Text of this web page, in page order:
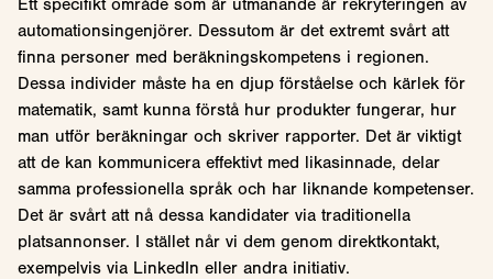
automationsingenjörer. Dessutom är det extremt svårt att
finna personer med beräkningskompetens i regionen.
Dessa individer måste ha en djup förståelse och kärlek för
matematik, samt kunna förstå hur produkter fungerar, hur
man utför beräkningar och skriver rapporter. Det är viktigt
att de kan kommunicera effektivt med likasinnade, delar
samma professionella språk och har liknande kompetenser.
Det är svårt att nå dessa kandidater via traditionella
platsannonser. I stället når vi dem genom direktkontakt,
exempelvis via LinkedIn eller andra initiativ.